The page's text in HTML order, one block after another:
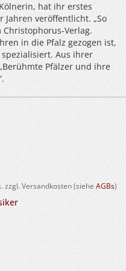
hat ihr erstes
veröffentlicht. „So
Verlag.
in die Pfalz gezogen ist,
Aus ihrer
Pfälzer und ihre
zzgl. Versandkosten (siehe AGBs)